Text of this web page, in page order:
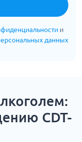
и
данных
CDT-